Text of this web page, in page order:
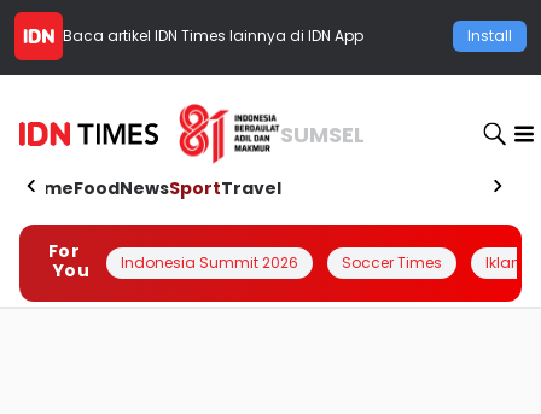
Baca artikel IDN Times lainnya di IDN App Install
SUMSEL
HomeFoodNewsSportTravel
For
You
Indonesia Summit 2026 Soccer Times Iklanin